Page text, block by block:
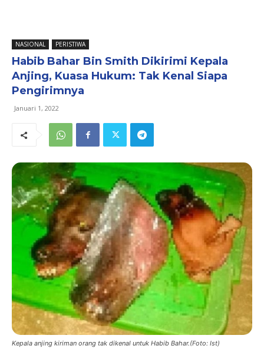
NASIONAL PERISTIWA
Habib Bahar Bin Smith Dikirimi Kepala
Anjing, Kuasa Hukum: Tak Kenal Siapa
Pengirimnya
Januari 1, 2022
Kepala anjing kiriman orang tak dikenal untuk Habib Bahar.(Foto: Ist)